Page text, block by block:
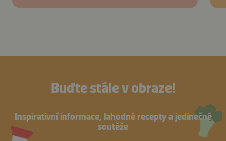
Buďte stále v obraze!
Inspirativní informace, lahodné recepty a jedinečné
soutěže